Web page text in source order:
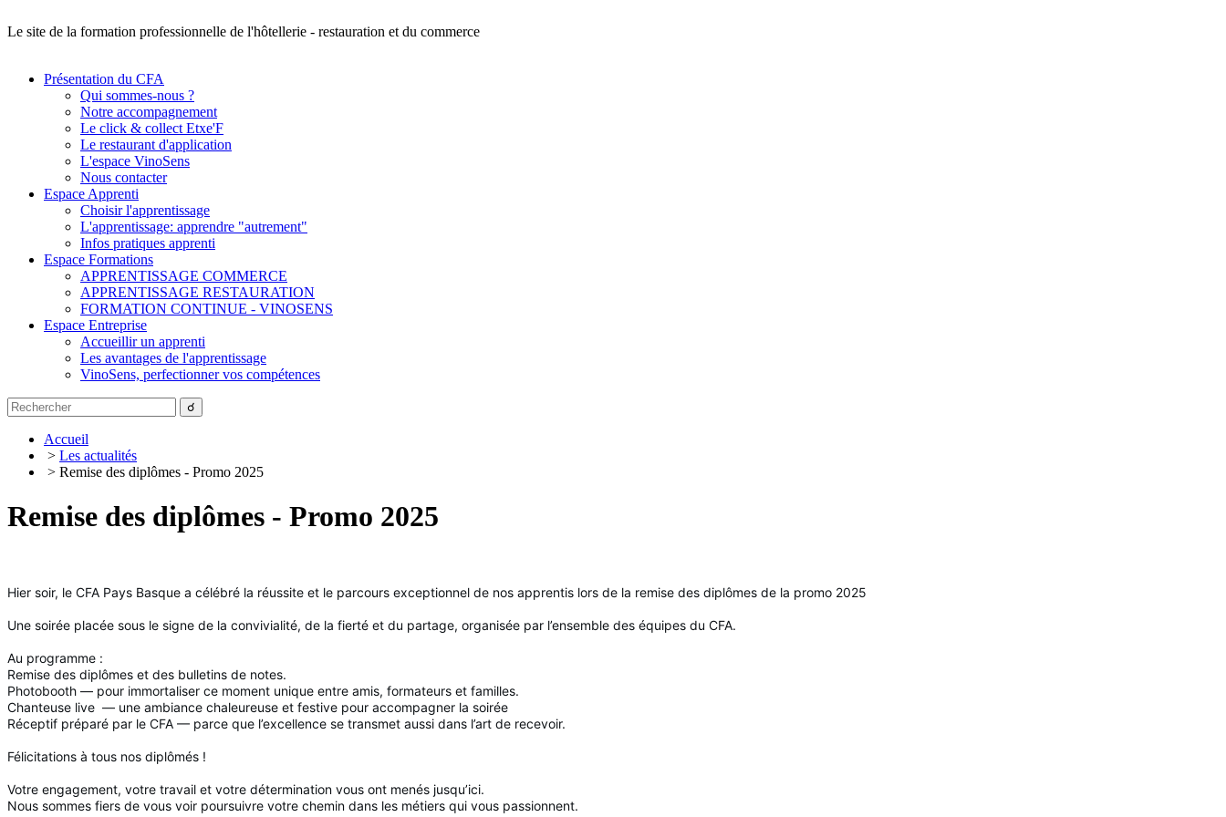
Le site de la formation professionnelle de l'hôtellerie - restauration et du commerce
Présentation du CFA
Qui sommes-nous ?
Notre accompagnement
Le click & collect Etxe'F
Le restaurant d'application
L'espace VinoSens
Nous contacter
Espace Apprenti
Choisir l'apprentissage
L'apprentissage: apprendre "autrement"
Infos pratiques apprenti
Espace Formations
APPRENTISSAGE COMMERCE
APPRENTISSAGE RESTAURATION
FORMATION CONTINUE - VINOSENS
Espace Entreprise
Accueillir un apprenti
Les avantages de l'apprentissage
VinoSens, perfectionner vos compétences
Accueil
> Les actualités
> Remise des diplômes - Promo 2025
Remise des diplômes - Promo 2025
Hier soir, le CFA Pays Basque a célébré la réussite et le parcours exceptionnel de nos apprentis lors de la remise des diplômes de la promo 2025
Une soirée placée sous le signe de la convivialité, de la fierté et du partage, organisée par l’ensemble des équipes du CFA.
Au programme :
Remise des diplômes et des bulletins de notes.
Photobooth — pour immortaliser ce moment unique entre amis, formateurs et familles.
Chanteuse live — une ambiance chaleureuse et festive pour accompagner la soirée
Réceptif préparé par le CFA — parce que l’excellence se transmet aussi dans l’art de recevoir.
Félicitations à tous nos diplômés !
Votre engagement, votre travail et votre détermination vous ont menés jusqu’ici.
Nous sommes fiers de vous voir poursuivre votre chemin dans les métiers qui vous passionnent.